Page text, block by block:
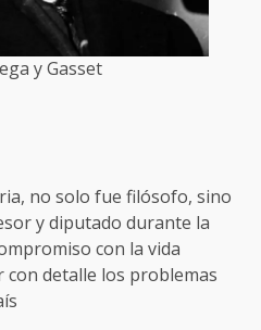
y Gasset
no solo fue filósofo, sino
y diputado durante la
con la vida
con detalle los problemas